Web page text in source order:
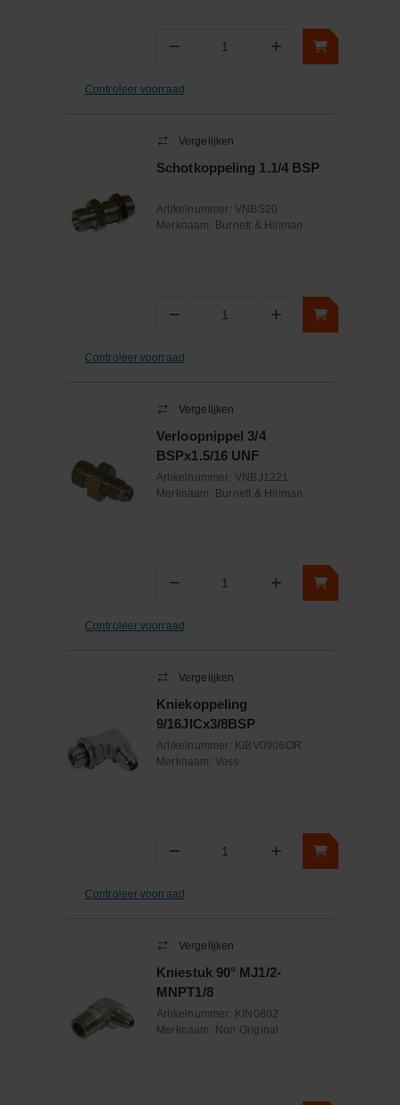
− Aantal +
Controleer voorraad
Vergelijken
Schotkoppeling 1.1/4 BSP
Artikelnummer: VNBS20
Merknaam: Burnett & Hillman
− Aantal +
Controleer voorraad
Vergelijken
Verloopnippel 3/4
BSPx1.5/16 UNF
Artikelnummer: VNBJ1221
Merknaam: Burnett & Hillman
− Aantal +
Controleer voorraad
Vergelijken
Kniekoppeling
9/16JICx3/8BSP
Artikelnummer: KIBV0906OR
Merknaam: Voss
− Aantal +
Controleer voorraad
Vergelijken
Kniestuk 90° MJ1/2-
MNPT1/8
Artikelnummer: KIN0802
Merknaam: Non Original